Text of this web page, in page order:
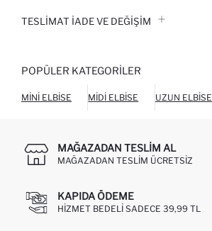
TESLIMAT İADE VE DEĞIŞIM
POPÜLER KATEGORILER
MINI ELBISE MIDI ELBISE UZUN ELBISE
MAĞAZADAN TESLIM AL
MAĞAZADAN TESLIM ÜCRETSIZ
KAPIDA ÖDEME
HIZMET BEDELI SADECE 39,99 TL